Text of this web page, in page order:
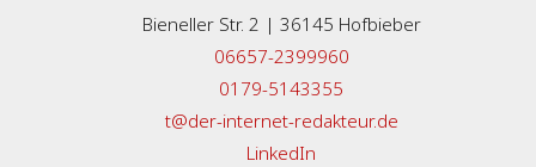
Bieneller Str. 2 | 36145 Hofbieber
06657-2399960
0179-5143355
t@der-internet-redakteur.de
LinkedIn